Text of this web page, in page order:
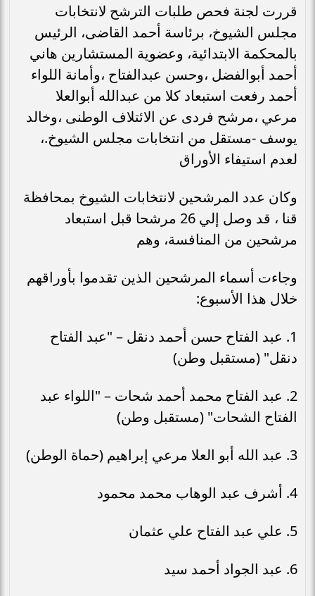
قررت لجنة فحص طلبات الترشح لانتخابات
مجلس الشيوخ، برئاسة أحمد القاضى، الرئيس
بالمحكمة الابتدائية، وعضوية المستشارين هاني
أحمد أبوالفضل ،وحسن عبدالفتاح ،وأمانة اللواء
أحمد رفعت استبعاد كلا من عبدالله أبوالعلا
مرعي ،مرشح فردى عن الائتلاف الوطنى ،وخالد
يوسف -مستقل من انتخابات مجلس الشيوخ.،
لعدم استيفاء الأوراق
وكان عدد المرشحين لانتخابات الشيوخ بمحافظة
قنا ، قد وصل إلي 26 مرشحا قبل استبعاد
مرشحين من المنافسة، وهم
وجاءت أسماء المرشحين الذين تقدموا بأوراقهم
خلال هذا الأسبوع:
1. عبد الفتاح حسن أحمد دنقل – "عبد الفتاح
دنقل" (مستقبل وطن)
2. عبد الفتاح محمد أحمد شحات – "اللواء عبد
الفتاح الشحات" (مستقبل وطن)
3. عبد الله أبو العلا مرعي إبراهيم (حماة الوطن)
4. أشرف عبد الوهاب محمد محمود
5. علي عبد الفتاح علي عثمان
6. عبد الجواد أحمد سيد